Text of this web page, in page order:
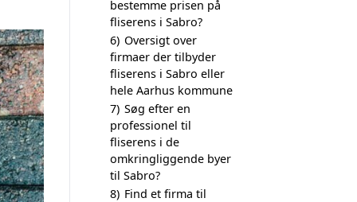
bestemme prisen på
fliserens i Sabro?
6) Oversigt over
firmaer der tilbyder
fliserens i Sabro eller
hele Aarhus kommune
7) Søg efter en
professionel til
fliserens i de
omkringliggende byer
til Sabro?
8) Find et firma til